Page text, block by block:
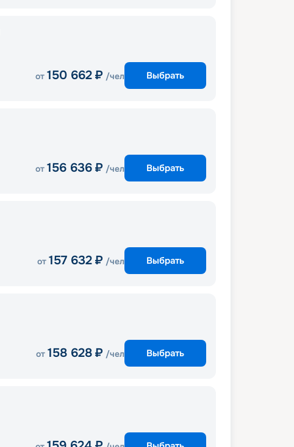
от 150 662 ₽ /чел Выбрать
от 156 636 ₽ /чел Выбрать
от 157 632 ₽ /чел Выбрать
от 158 628 ₽ /чел Выбрать